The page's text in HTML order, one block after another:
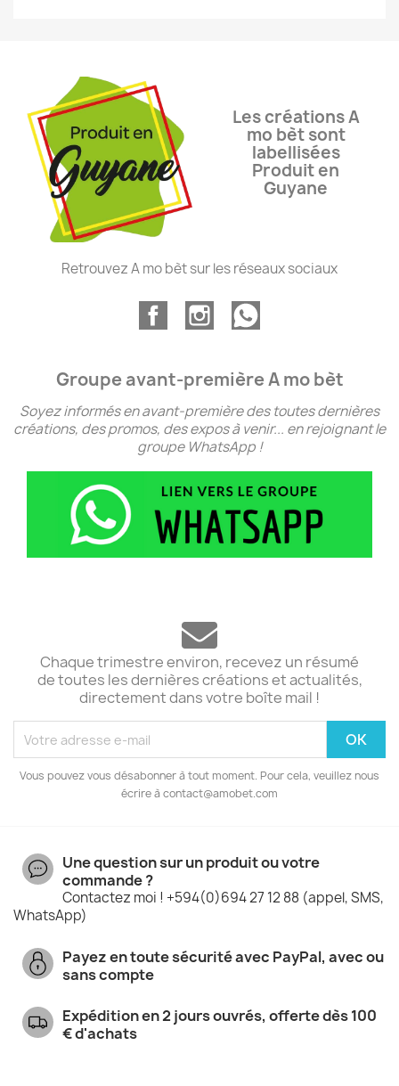
Les créations A
mo bèt sont
labellisées
Produit en
Guyane
Retrouvez A mo bèt sur les réseaux sociaux
Groupe avant-première A mo bèt
Soyez informés en avant-première des toutes dernières
créations, des promos, des expos à venir... en rejoignant le
groupe WhatsApp !
Chaque trimestre environ, recevez un résumé
de toutes les dernières créations et actualités,
directement dans votre boîte mail !
Vous pouvez vous désabonner à tout moment. Pour cela, veuillez nous
écrire à contact@amobet.com
Une question sur un produit ou votre
commande ?
Contactez moi ! +594(0)694 27 12 88 (appel, SMS,
WhatsApp)
Payez en toute sécurité avec PayPal, avec ou
sans compte
Expédition en 2 jours ouvrés, offerte dès 100
€ d'achats